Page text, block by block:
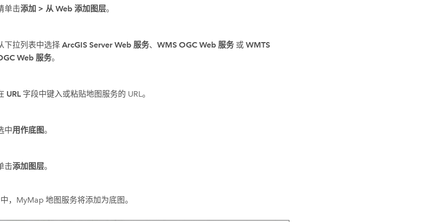
单击添加 > 从 Web 添加图层。
下拉列表中选择 ArcGIS Server Web 服务、 WMS OGC Web 服务或 WMTS
Web 服务。
URL字段中键入或粘贴地图服务的 URL。
中用作底图。
击添加图层。
，MyMap 地图服务将添加为底图。